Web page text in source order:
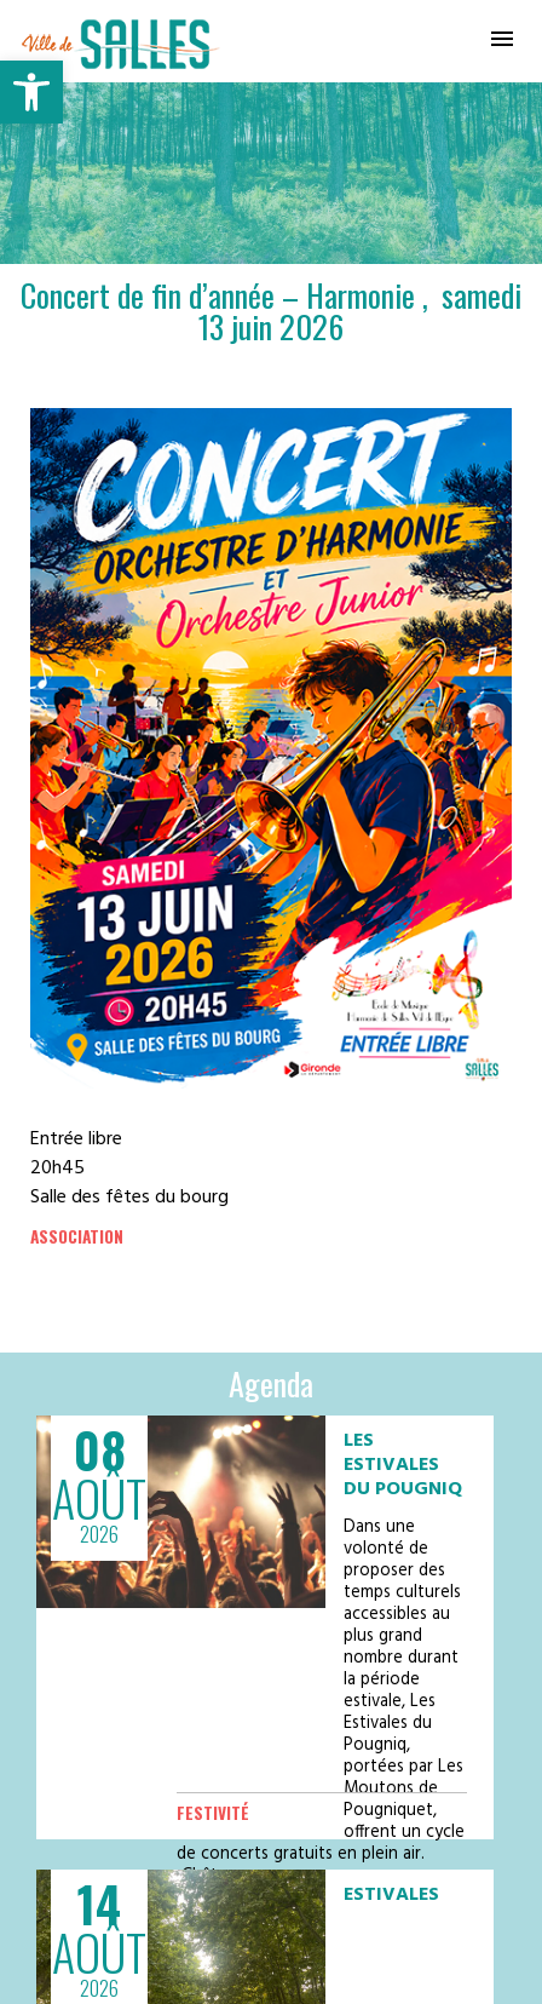
Ouvrir la barre d’outils
Concert de fin d’année – Harmonie , samedi
13 juin 2026
Entrée libre
20h45
Salle des fêtes du bourg
ASSOCIATION
Agenda
08
AOÛT
2026
LES
ESTIVALES
DU POUGNIQ
Dans une
volonté de
proposer des
temps culturels
accessibles au
plus grand
nombre durant
la période
estivale, Les
Estivales du
Pougniq,
portées par Les
Moutons de
Pougniquet,
offrent un cycle
de concerts gratuits en plein air.
Châte…
FESTIVITÉ
14
AOÛT
2026
ESTIVALES